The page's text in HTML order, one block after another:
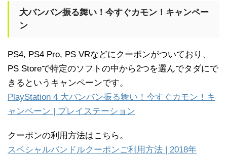
大バンバン振る舞い！今すぐカモン！キャンペー
ン
PS4, PS4 Pro, PS VRなどにクーポンがついており、
PS Storeで特定のソフトの中から2つを選んでタダにで
きるというキャンペーンです。
PlayStation 4 大バンバン振る舞い！今すぐカモン！キ
ャンペーン | プレイステーション
クーポンの利用方法はこちら。
スペシャルバンドルクーポンご利用方法 | 2018年